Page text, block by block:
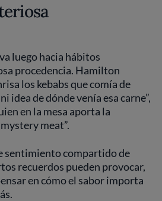
luego hacia hábitos
procedencia. Hamilton
los kebabs que comía de
idea de dónde venía esa carne”,
en la mesa aporta la
meat”.
sentimiento compartido de
recuerdos pueden provocar,
en cómo el sabor importa